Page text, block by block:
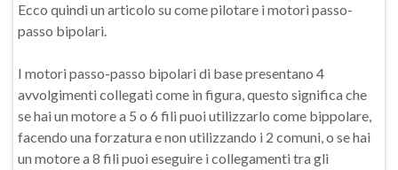
Ecco quindi un articolo su come pilotare i motori passo-
passo bipolari.
I motori passo-passo bipolari di base presentano 4
avvolgimenti collegati come in figura, questo significa che
se hai un motore a 5 o 6 fili puoi utilizzarlo come bippolare,
facendo una forzatura e non utilizzando i 2 comuni, o se hai
un motore a 8 fili puoi eseguire i collegamenti tra gli